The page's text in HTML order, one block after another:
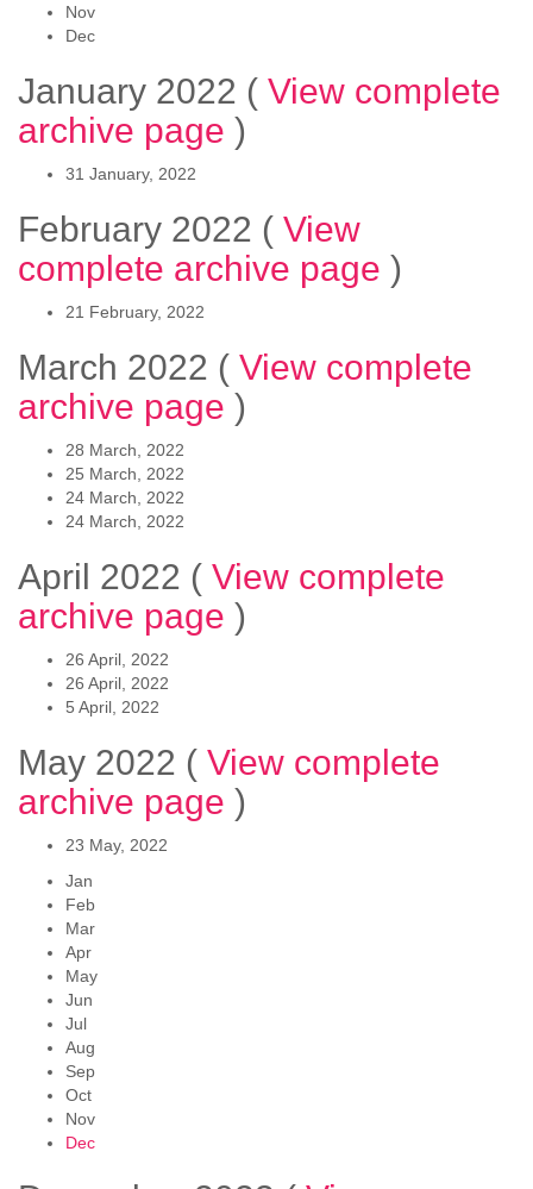
Nov
Dec
January 2022 ( View complete
archive page )
31 January, 2022
February 2022 ( View
complete archive page )
21 February, 2022
March 2022 ( View complete
archive page )
28 March, 2022
25 March, 2022
24 March, 2022
24 March, 2022
April 2022 ( View complete
archive page )
26 April, 2022
26 April, 2022
5 April, 2022
May 2022 ( View complete
archive page )
23 May, 2022
Jan
Feb
Mar
Apr
May
Jun
Jul
Aug
Sep
Oct
Nov
Dec